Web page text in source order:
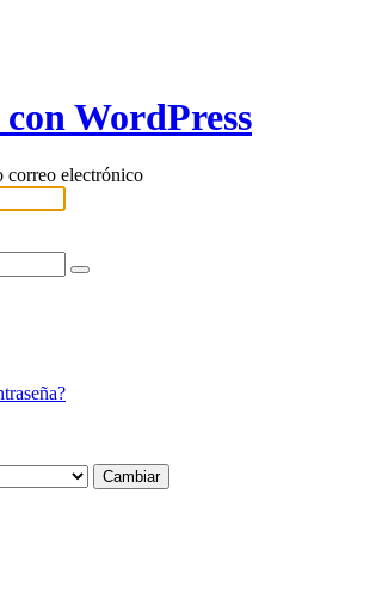
WordPress
correo electrónico